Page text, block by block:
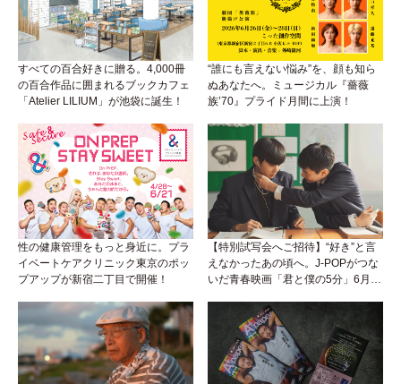
すべての百合好きに贈る。4,000冊
の百合作品に囲まれるブックカフェ
「Atelier LILIUM」が池袋に誕生！
“誰にも言えない悩み”を、顔も知ら
ぬあなたへ。ミュージカル『薔薇
族’70』プライド月間に上演！
性の健康管理をもっと身近に。プラ
イベートケアクリニック東京のポッ
プアップが新宿二丁目で開催！
【特別試写会へご招待】“好き”と言
えなかったあの頃へ。J-POPがつな
いだ青春映画「君と僕の5分」6月5